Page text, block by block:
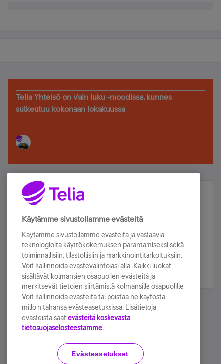
Telia Yhteisö on Vain luku -moodissa, kunnes
sulkeutuu kokonaan lokakuussa
Älä jää paitsi – osallistu ja voita!
Tilaa Telian uutiskirje ja olet mukana arvonnassa.
sähköpostiisi.
Tilaa nyt
Käyttöehdot Accessibility statement
Käytämme sivustollamme evästeitä
Käytämme sivustollamme evästeitä ja vastaavia
teknologioita käyttökokemuksen parantamiseksi sekä
toiminnallisiin, tilastollisiin ja markkinointitarkoituksiin.
Voit hallinnoida evästevalintojasi alla. Kaikki luokat
sisältävät kolmansien osapuolien evästeitä ja
merkitsevät tietojen siirtämistä kolmansille osapuolille.
Voit hallinnoida evästeitä tai poistaa ne käytöstä
milloin tahansa evästeasetuksissa. Lisätietoja
evästeistä saat evästeitä koskevasta
tietosuojaselosteestamme.
Evästeasetukset